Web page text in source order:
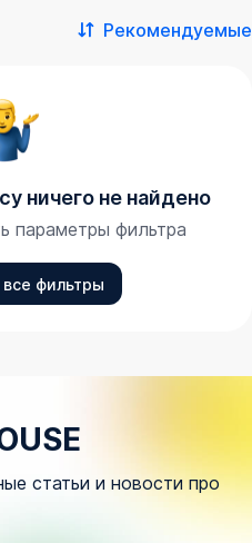
Рекомендуемые
ничего не найдено
параметры фильтра
фильтры
статьи и новости про